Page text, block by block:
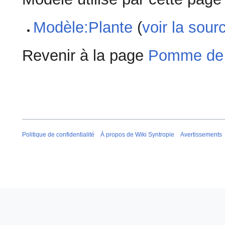
Modèle:Plante (voir la
Revenir à la page Pomme
Politique de confidentialité À propos de Wiki Syntropie Avertissements